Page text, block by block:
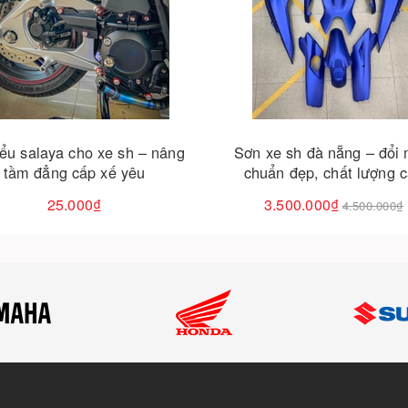
xe sh đà nẵng – đổi màu
đẹp, chất lượng cao
3.500.000₫4.500.000₫
Cho vào giỏ hàng
Tay thắng kiểu xe sh
đẳng cấp & an toàn cho
950.000₫
Cho vào giỏ hàng